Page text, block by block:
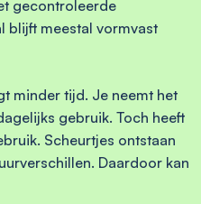
gecontroleerde
blijft meestal vormvast
minder tijd. Je neemt het
gebruik. Toch heeft
Scheurtjes ontstaan
Daardoor kan